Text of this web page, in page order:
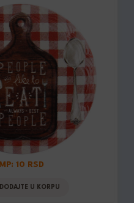
MP: 10 RSD
DODAJTE U KORPU